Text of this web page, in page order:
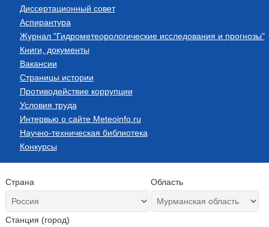
Диссертационный совет
Аспирантура
Журнал "Гидрометеорологические исследования и прогнозы"
Книги, документы
Вакансии
Страницы истории
Противодействие коррупции
Условия труда
Интервью о сайте Meteoinfo.ru
Научно-техническая библиотека
Конкурсы
Страна Область
Станция (город)